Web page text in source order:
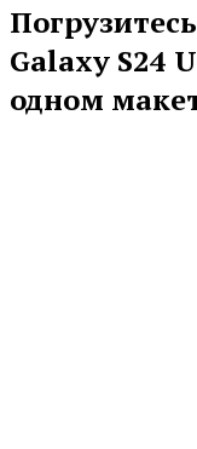
Galaxy S24
одном